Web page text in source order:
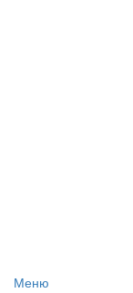
Меню